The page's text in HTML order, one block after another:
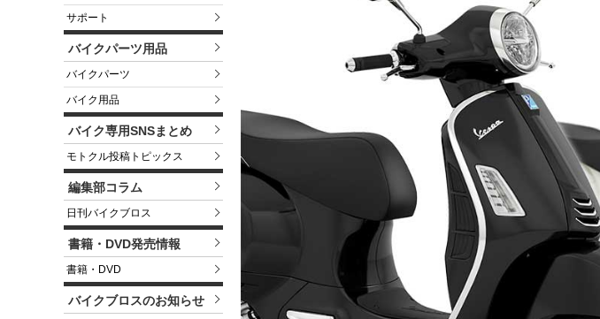
サポート
バイクパーツ用品
バイクパーツ
バイク用品
バイク専用SNSまとめ
モトクル投稿トピックス
編集部コラム
日刊バイクブロス
書籍・DVD発売情報
書籍・DVD
バイクブロスのお知らせ